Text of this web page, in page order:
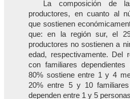
La composición de
productores, en cuanto al
que sostienen
que: en la región sur, el
productores no sostienen a
edad, respectivamente. Del
con familiares dependientes
80% sostiene entre 1 y 4
20% entre 5 y 10
dependen entre 1 y 5